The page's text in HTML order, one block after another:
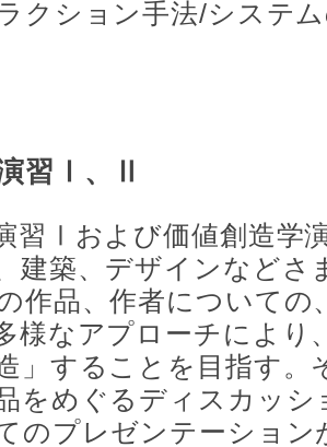
クション手法/システ
習Ⅰ、Ⅱ
習Ⅰおよび価値創造学
建築、デザインなどさ
作品、作者についての
様なアプローチにより
」することを目指す。
をめぐるディスカッシ
のプレゼンテーション